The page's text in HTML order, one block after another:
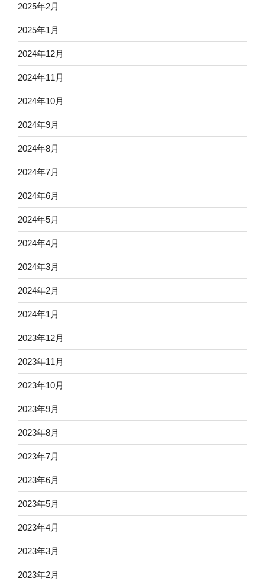
2025年2月
2025年1月
2024年12月
2024年11月
2024年10月
2024年9月
2024年8月
2024年7月
2024年6月
2024年5月
2024年4月
2024年3月
2024年2月
2024年1月
2023年12月
2023年11月
2023年10月
2023年9月
2023年8月
2023年7月
2023年6月
2023年5月
2023年4月
2023年3月
2023年2月